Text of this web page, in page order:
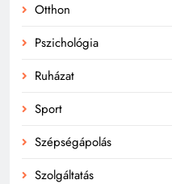
Otthon
Pszichológia
Ruházat
Sport
Szépségápolás
Szolgáltatás